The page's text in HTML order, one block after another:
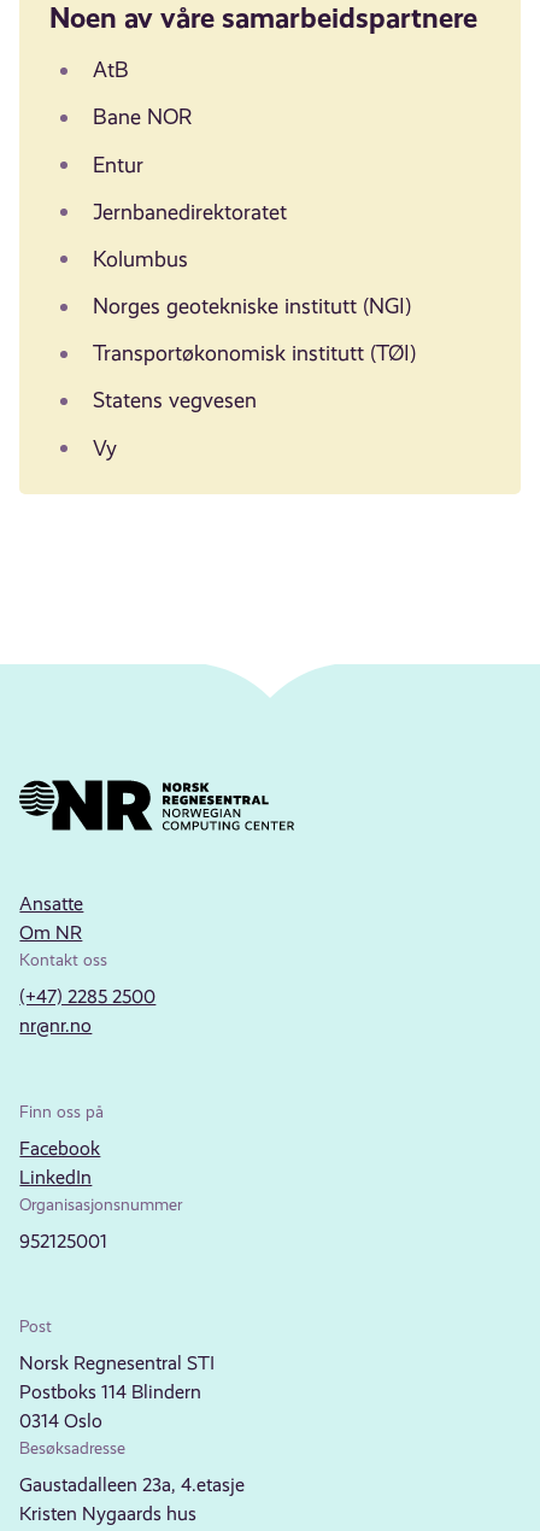
Noen av våre samarbeidspartnere
AtB
Bane NOR
Entur
Jernbanedirektoratet
Kolumbus
Norges geotekniske institutt (NGI)
Transportøkonomisk institutt (TØI)
Statens vegvesen
Vy
Ansatte
Om NR
Kontakt oss
(+47) 2285 2500
nr@nr.no
Finn oss på
Facebook
LinkedIn
Organisasjonsnummer
952125001
Post
Norsk Regnesentral STI
Postboks 114 Blindern
0314 Oslo
Besøksadresse
Gaustadalleen 23a, 4.etasje
Kristen Nygaards hus